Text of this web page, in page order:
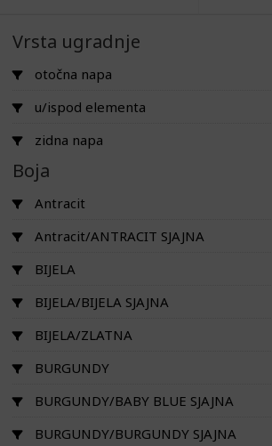
Vrsta ugradnje
otočna napa
u/ispod elementa
zidna napa
Boja
Antracit
Antracit/ANTRACIT SJAJNA
BIJELA
BIJELA/BIJELA SJAJNA
BIJELA/ZLATNA
BURGUNDY
BURGUNDY/BABY BLUE SJAJNA
BURGUNDY/BURGUNDY SJAJNA